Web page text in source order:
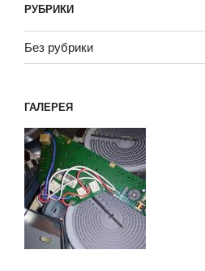
РУБРИКИ
Без рубрики
ГАЛЕРЕЯ